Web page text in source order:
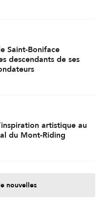
Saint-Boniface
descendants de ses
artistique au
du Mont-Riding
nouvelles